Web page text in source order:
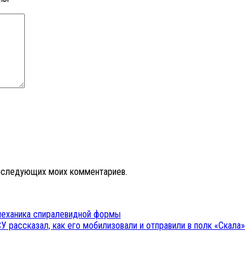
моих комментариев.
спиралевидной формы
как его мобилизовали и отправили в полк «Скала»